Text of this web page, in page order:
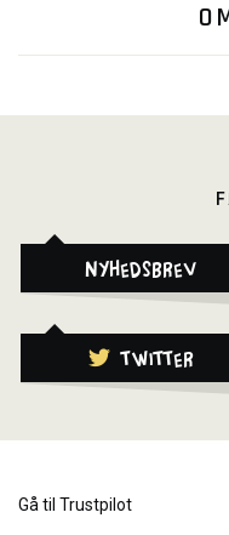
Nyhedsbrev
Twitter
Gå til Trustpilot